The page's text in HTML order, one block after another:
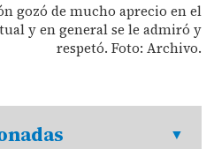
gozó de mucho aprecio en el
y en general se le admiró y
respetó. Foto: Archivo.